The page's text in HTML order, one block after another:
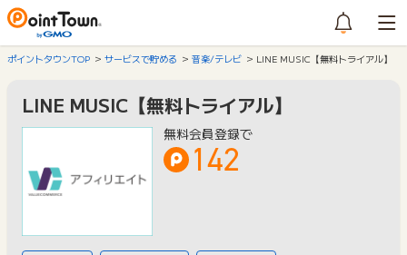
ポイントタウンTOP サービスで貯める 音楽/テレビ LINE MUSIC【無料トライアル】
LINE MUSIC【無料トライアル】
無料会員登録で
142